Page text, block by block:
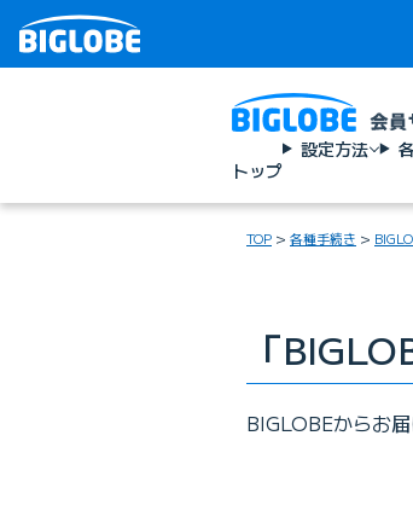
トップ
設定方法
TOP 各種手続き
「
BIGLOBEからお